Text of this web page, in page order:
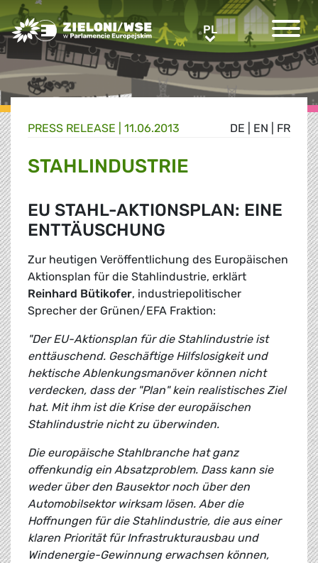
Greens/EFA Home PLPL
DE EN FR
PRESS RELEASE | 11.06.2013
STAHLINDUSTRIE
EU STAHL-AKTIONSPLAN: EINE
ENTTÄUSCHUNG
Zur heutigen Veröffentlichung des Europäischen
Aktionsplan für die Stahlindustrie, erklärt
Reinhard Bütikofer, industriepolitischer
Sprecher der Grünen/EFA Fraktion:
"Der EU-Aktionsplan für die Stahlindustrie ist
enttäuschend. Geschäftige Hilfslosigkeit und
hektische Ablenkungsmanöver können nicht
verdecken, dass der "Plan" kein realistisches Ziel
hat. Mit ihm ist die Krise der europäischen
Stahlindustrie nicht zu überwinden.
Die europäische Stahlbranche hat ganz
offenkundig ein Absatzproblem. Dass kann sie
weder über den Bausektor noch über den
Automobilsektor wirksam lösen. Aber die
Hoffnungen für die Stahlindustrie, die aus einer
klaren Priorität für Infrastrukturausbau und
Windenergie-Gewinnung erwachsen können,